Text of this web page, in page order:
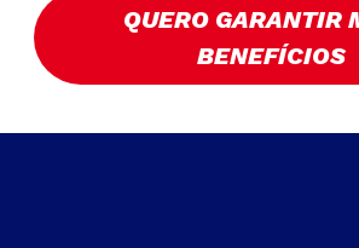
QUERO GARANTIR
BENEFÍCIOS